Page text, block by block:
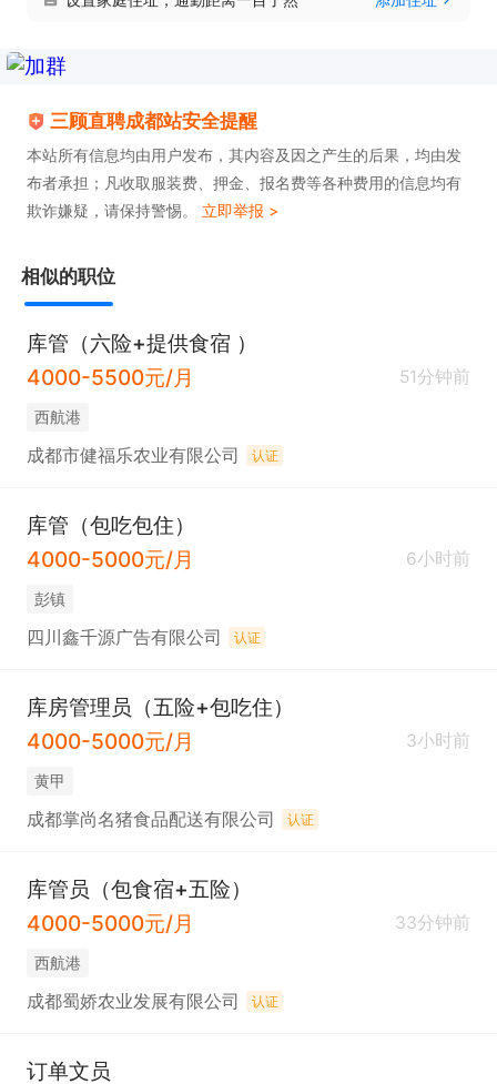
存动态及工作问题。
7. 对接采购、销售、物流等相关部门，高效沟通协
任职要求
1. 学历与专业：物流管理、仓储管理、供应链管理等
2. 工作经验：3年及以上大中型企业仓储管理工作经
验，2年及以上库房团队管理经验，熟悉各类货物仓
储管理流程。
3. 专业技能：精通库存管理、盘点管控、仓库布局规
划等工作；熟练使用Office办公软件；持有仓储管理
解决能力，工作严谨细致、责任心强，能承受一定工
作压力，具备良好的执行力与成本管控意识。
三顾直聘成都站安全提醒
本站所有信息均由用户发布，其内容及因之产生的后果，均由发
布者承担；凡收取服装费、押金、报名费等各种费用的信息均有
欺诈嫌疑，请保持警惕。 立即举报 >
相似的职位
库管（六险+提供食宿 ）
4000-5500元/月
51分钟前
西航港
成都市健福乐农业有限公司 认证
库管（包吃包住）
4000-5000元/月
6小时前
彭镇
四川鑫千源广告有限公司 认证
库房管理员（五险+包吃住）
4000-5000元/月
3小时前
黄甲
成都掌尚名猪食品配送有限公司 认证
库管员（包食宿+五险）
4000-5000元/月
33分钟前
西航港
成都蜀娇农业发展有限公司 认证
订单文员